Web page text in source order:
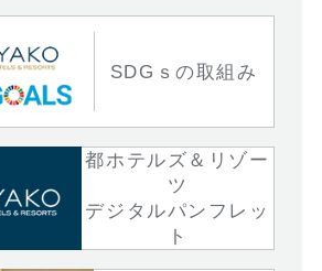
SDGｓの取組み
都ホテルズ＆リゾー
ツ
デジタルパンフレッ
ト